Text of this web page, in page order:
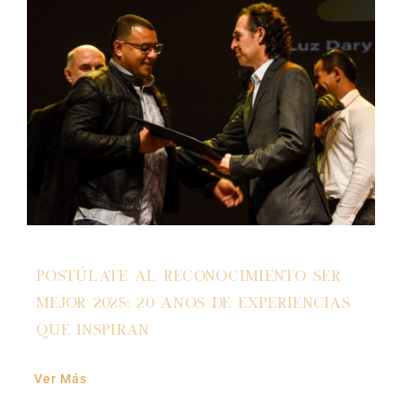
Mova
Noticias
Contáctanos
Postúlate al Reconocimiento Ser
Mejor 2025: 20 años de experiencias
que inspiran
Ver Más